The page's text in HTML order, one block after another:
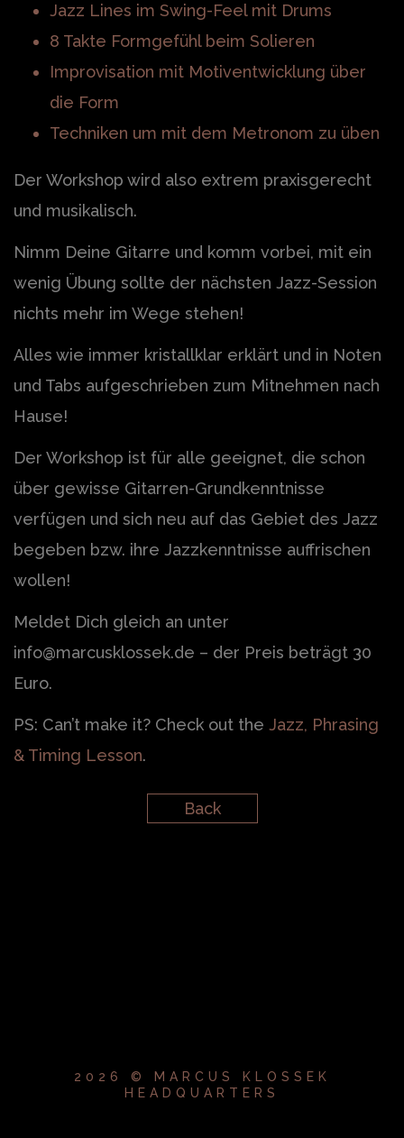
Jazz Lines im Swing-Feel mit Drums
8 Takte Formgefühl beim Solieren
Improvisation mit Motiventwicklung über
die Form
Techniken um mit dem Metronom zu üben
Der Workshop wird also extrem praxisgerecht
und musikalisch.
Nimm Deine Gitarre und komm vorbei, mit ein
wenig Übung sollte der nächsten Jazz-Session
nichts mehr im Wege stehen!
Alles wie immer kristallklar erklärt und in Noten
und Tabs aufgeschrieben zum Mitnehmen nach
Hause!
Der Workshop ist für alle geeignet, die schon
über gewisse Gitarren-Grundkenntnisse
verfügen und sich neu auf das Gebiet des Jazz
begeben bzw. ihre Jazzkenntnisse auffrischen
wollen!
Meldet Dich gleich an unter
info@marcusklossek.de – der Preis beträgt 30
Euro.
PS: Can’t make it? Check out the Jazz, Phrasing
& Timing Lesson.
Back
2026 © MARCUS KLOSSEK
HEADQUARTERS